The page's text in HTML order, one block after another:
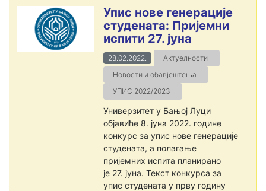
Упис нове генерације
студената: Пријемни
испити 27. јуна
28.02.2022.
Актуелности
Новости и обавјештења
УПИС 2022/2023
Универзитет у Бањој Луци
објавиће 8. јуна 2022. године
конкурс за упис нове генерације
студенaта, а полагање
пријемних испита планирано
је 27. јуна. Текст конкурса за
упис студенaта у прву годину